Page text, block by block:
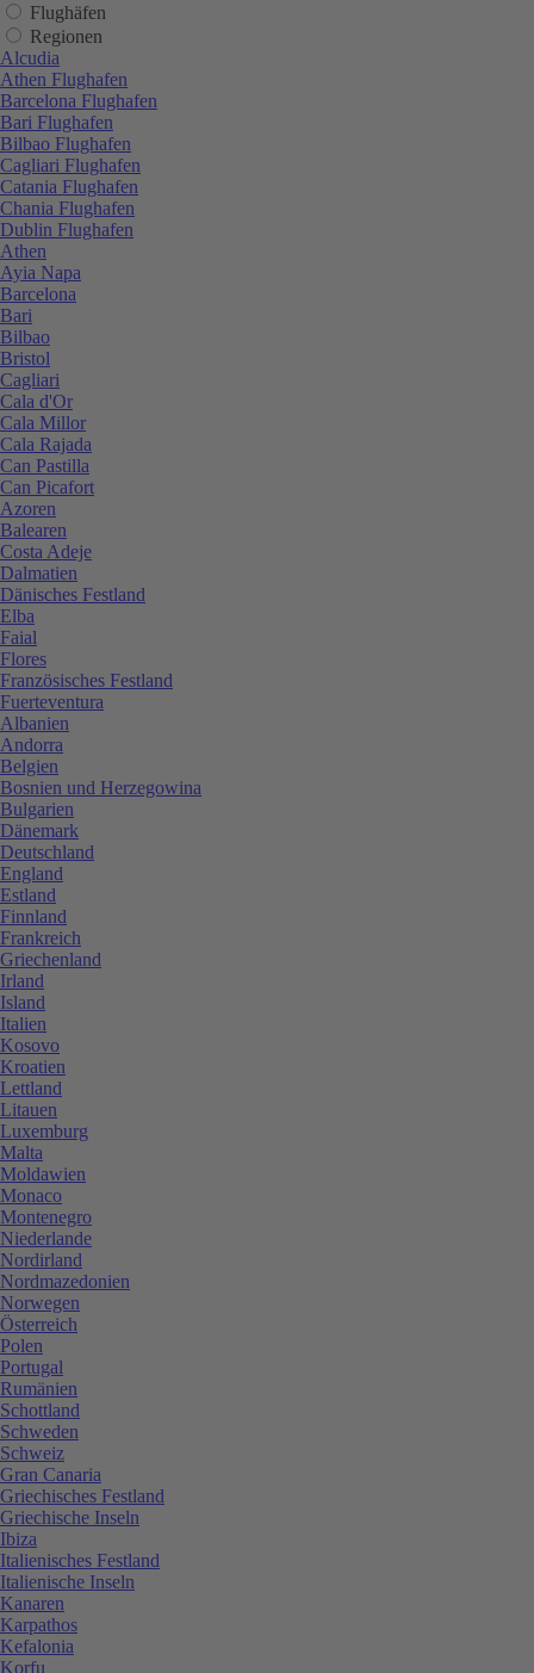
Flughäfen
Regionen
Alcudia
Athen Flughafen
Barcelona Flughafen
Bari Flughafen
Bilbao Flughafen
Cagliari Flughafen
Catania Flughafen
Chania Flughafen
Dublin Flughafen
Athen
Ayia Napa
Barcelona
Bari
Bilbao
Bristol
Cagliari
Cala d'Or
Cala Millor
Cala Rajada
Can Pastilla
Can Picafort
Azoren
Balearen
Costa Adeje
Dalmatien
Dänisches Festland
Elba
Faial
Flores
Französisches Festland
Fuerteventura
Albanien
Andorra
Belgien
Bosnien und Herzegowina
Bulgarien
Dänemark
Deutschland
England
Estland
Finnland
Frankreich
Griechenland
Irland
Island
Italien
Kosovo
Kroatien
Lettland
Litauen
Luxemburg
Malta
Moldawien
Monaco
Montenegro
Niederlande
Nordirland
Nordmazedonien
Norwegen
Österreich
Polen
Portugal
Rumänien
Schottland
Schweden
Schweiz
Gran Canaria
Griechisches Festland
Griechische Inseln
Ibiza
Italienisches Festland
Italienische Inseln
Kanaren
Karpathos
Kefalonia
Korfu